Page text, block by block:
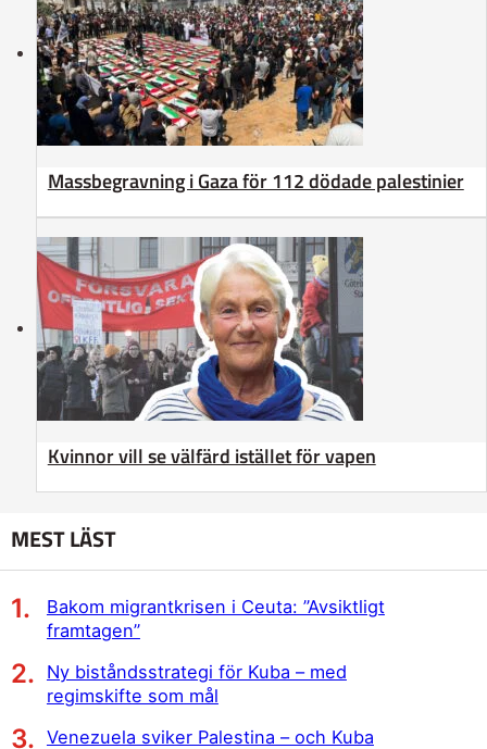
Massbegravning i Gaza för 112 dödade palestinier
Kvinnor vill se välfärd istället för vapen
MEST LÄST
Bakom migrantkrisen i Ceuta: ”Avsiktligt
framtagen”
Ny biståndsstrategi för Kuba – med
regimskifte som mål
Venezuela sviker Palestina – och Kuba